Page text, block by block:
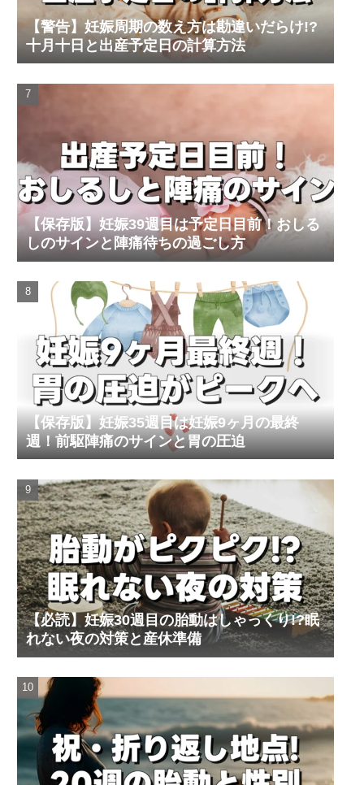
【警告】妊娠周期の数え方は勘違いだらけ!?
十月十日と出産予定日の計算方法
【保存版】妊娠39週目は予定日目前！おしる
しのサインと陣痛待ちの過ごし方
【保存版】妊娠35週目は妊娠9ヶ月の最終
週！前駆陣痛のサインと胃の圧迫
【必読】妊娠30週目の胎動はしゃっくり!?眠
れない夜の対策と産休準備